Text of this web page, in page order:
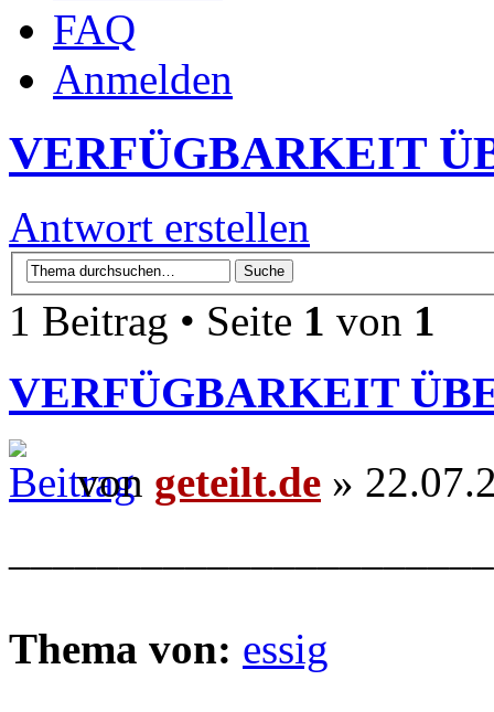
FAQ
Anmelden
VERFÜGBARKEIT
Antwort erstellen
1 Beitrag • Seite 1 von 1
VERFÜGBARKEIT
von geteilt.de »
Thema von: essig